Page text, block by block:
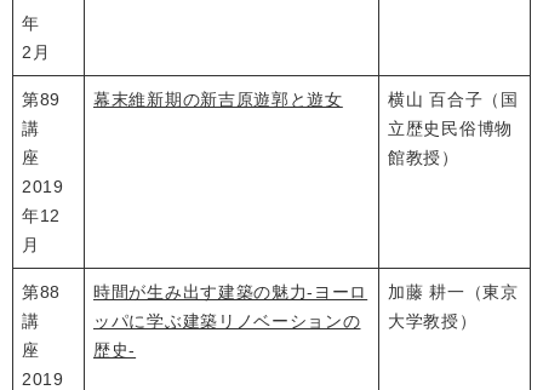
年
2月
第89
講
座
2019
年12
月
幕末維新期の新吉原遊郭と遊女
横山 百合子（国
立歴史民俗博物
館教授）
第88
講
座
2019
時間が生み出す建築の魅力‐ヨーロ
ッパに学ぶ建築リノベーションの
歴史‐
加藤 耕一（東京
大学教授）